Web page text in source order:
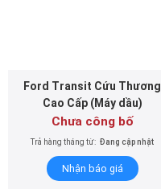
Ford Transit Cứu Thương
Cao Cấp (Máy dầu)
Chưa công bố
Trả hàng tháng từ: Đang cập nhật
Nhận báo giá